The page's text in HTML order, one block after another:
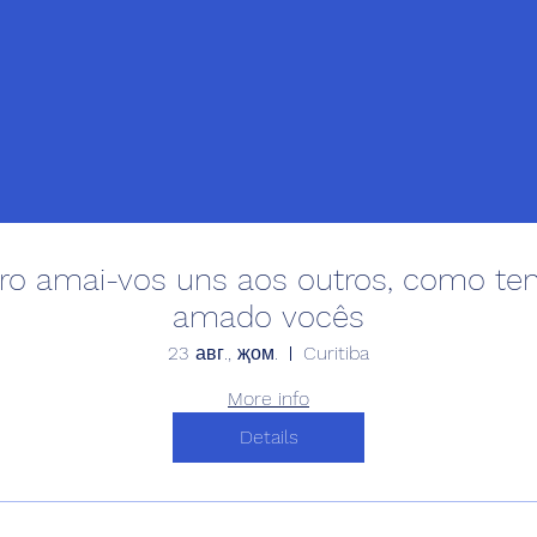
amai-vos uns aos outros, como
amado vocês
23 авг., җом.
Curitiba
More info
Details